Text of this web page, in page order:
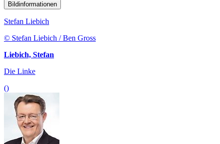
Bildinformationen
Stefan Liebich
© Stefan Liebich / Ben Gross
Liebich, Stefan
Die Linke
()